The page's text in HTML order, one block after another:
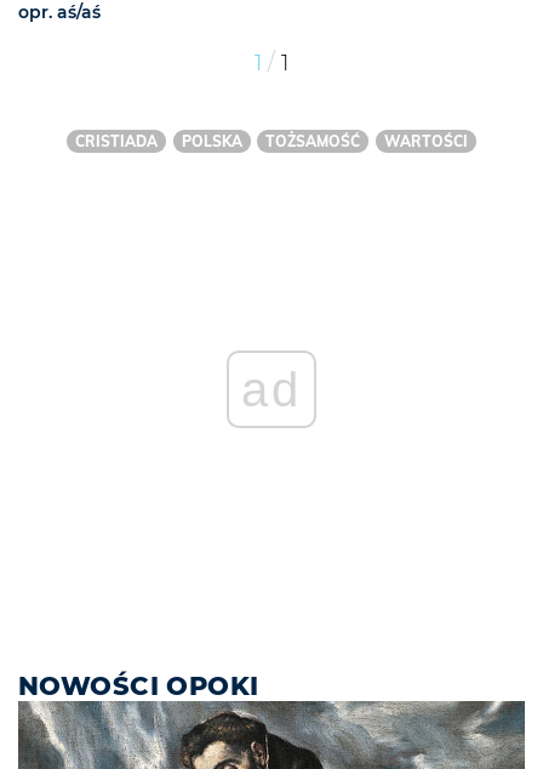
opr. aś/aś
1 / 1
CRISTIADA POLSKA TOŻSAMOŚĆ WARTOŚCI
ad
NOWOŚCI OPOKI